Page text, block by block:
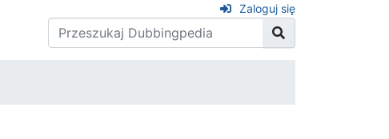
Zaloguj się